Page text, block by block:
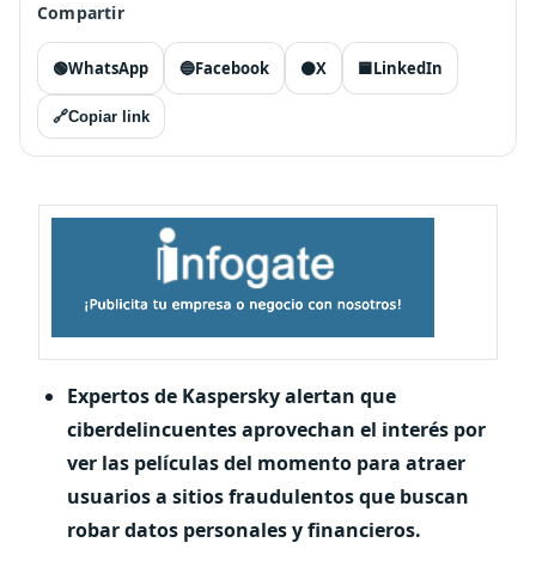
Compartir
🟢WhatsApp 🔵Facebook ⚫X 🟦LinkedIn
🔗Copiar link
Expertos de Kaspersky alertan que
ciberdelincuentes aprovechan el interés por
ver las películas del momento para atraer
usuarios a sitios fraudulentos que buscan
robar datos personales y financieros.